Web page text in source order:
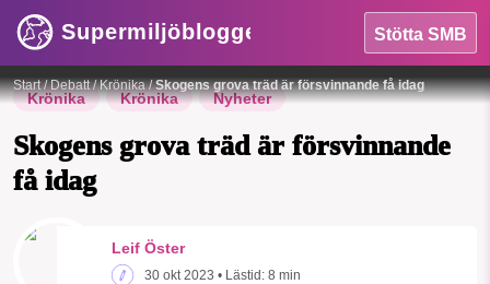
Supermiljöbloggen Stötta SMB
Start/Debatt/Krönika/Skogens grova träd är försvinnande få idag
Krönika Krönika Nyheter
Skogens grova träd är försvinnande
få idag
Krönikeförfattaren omfamnar en jättetall.Foto: Leif Öster
Leif Öster
30 okt 2023 • Lästid: 8 min